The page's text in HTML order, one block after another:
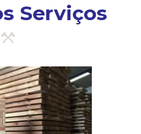
Serviços